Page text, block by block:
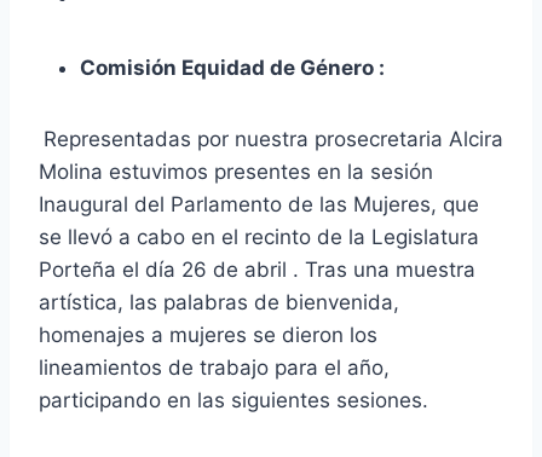
Comisión Equidad de Género :
Representadas por nuestra prosecretaria Alcira
Molina estuvimos presentes en la sesión
Inaugural del Parlamento de las Mujeres, que
se llevó a cabo en el recinto de la Legislatura
Porteña el día 26 de abril . Tras una muestra
artística, las palabras de bienvenida,
homenajes a mujeres se dieron los
lineamientos de trabajo para el año,
participando en las siguientes sesiones.